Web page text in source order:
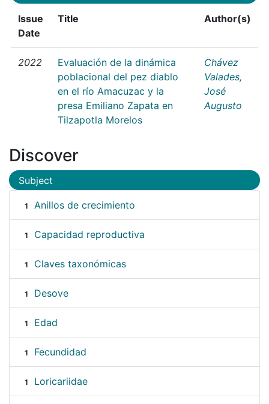
Issue
Date
Title Author(s)
2022
Evaluación de la dinámica
poblacional del pez diablo
en el río Amacuzac y la
presa Emiliano Zapata en
Tilzapotla Morelos
Chávez
Valades,
José
Augusto
Discover
Subject
1 Anillos de crecimiento
1 Capacidad reproductiva
1 Claves taxonómicas
1 Desove
1 Edad
1 Fecundidad
1 Loricariidae